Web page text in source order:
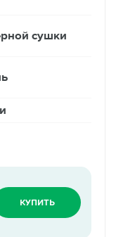
сушки
КУПИТЬ